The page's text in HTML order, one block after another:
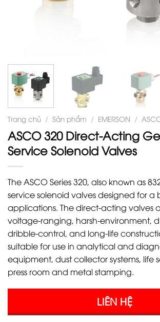
Trang chủ / Sản phẩm / EMERSON /
ASCO 320 Direct-Acting
Service Solenoid Valves
The ASCO Series 320, also known as
service solenoid valves designed for
applications. The direct-acting valves
voltage-ranging, harsh-environment,
dribble-control, and long-life
suitable for use in analytical and
equipment, dust collector systems, life
press room and metal stamping.
LIÊN HỆ